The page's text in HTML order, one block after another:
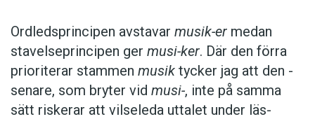
Ordledsprincipen avstavar musik-er medan
stavelseprincipen ger musi-ker. Där den förra
prioriterar stammen musik tycker jag att den ­
senare, som bryter vid musi-, inte på samma
sätt riskerar att vilseleda uttalet under läs­